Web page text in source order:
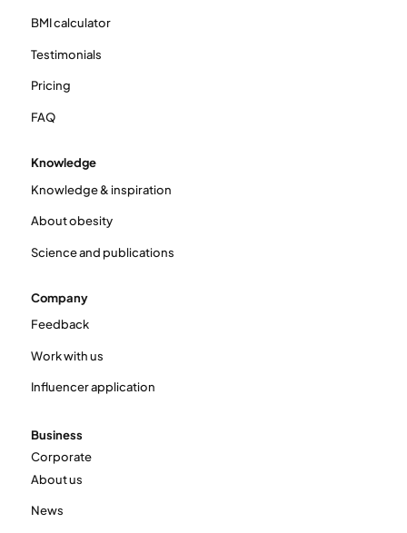
BMI calculator
Testimonials
Pricing
FAQ
Knowledge
Knowledge & inspiration
About obesity
Science and publications
Company
Feedback
Work with us
Influencer application
Business
Corporate
About us
News